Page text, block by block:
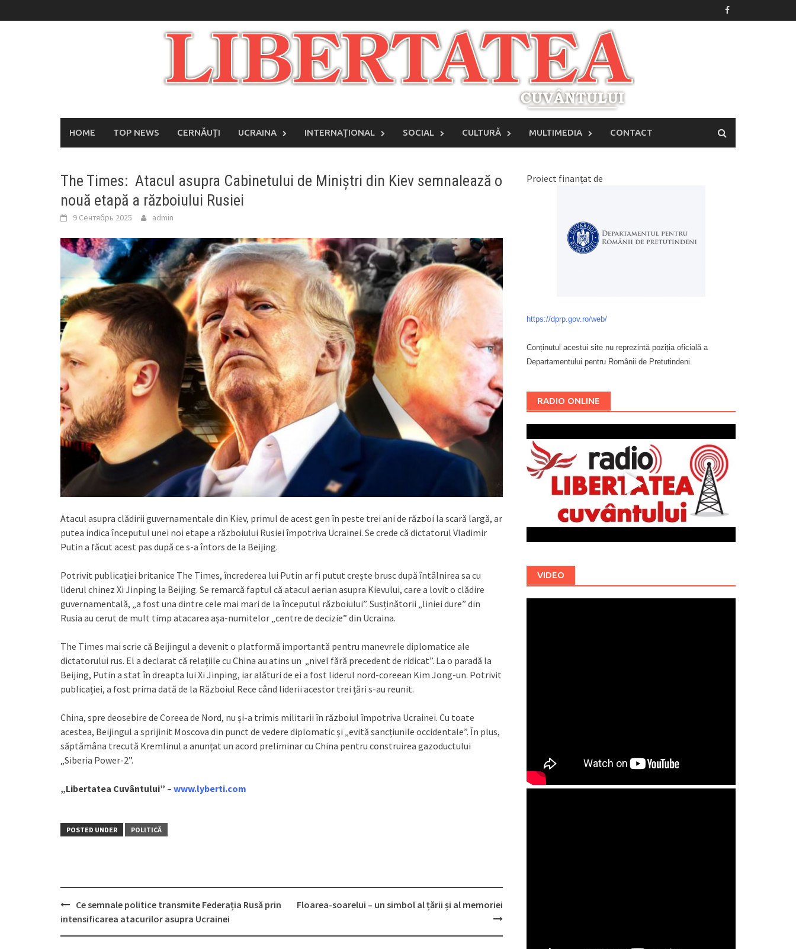
to
HOME TOP NEWS CERNĂUȚI UCRAINA INTERNAŢIONAL SOCIAL CULTURĂ MULTIMEDIA CONTACT
The Times: Atacul asupra Cabinetului de Miniștri din Kiev semnalează o
nouă etapă a războiului Rusiei
9 Сентябрь 2025 admin
Atacul asupra clădirii guvernamentale din Kiev, primul de acest gen în peste trei ani de război la scară largă, ar
putea indica începutul unei noi etape a războiului Rusiei împotriva Ucrainei. Se crede că dictatorul Vladimir
Putin a făcut acest pas după ce s-a întors de la Beijing.
Potrivit publicației britanice The Times, încrederea lui Putin ar fi putut crește brusc după întâlnirea sa cu
liderul chinez Xi Jinping la Beijing. Se remarcă faptul că atacul aerian asupra Kievului, care a lovit o clădire
guvernamentală, „a fost una dintre cele mai mari de la începutul războiului”. Susținătorii „liniei dure” din
Rusia au cerut de mult timp atacarea așa-numitelor „centre de decizie” din Ucraina.
The Times mai scrie că Beijingul a devenit o platformă importantă pentru manevrele diplomatice ale
dictatorului rus. El a declarat că relațiile cu China au atins un „nivel fără precedent de ridicat”. La o paradă la
Beijing, Putin a stat în dreapta lui Xi Jinping, iar alături de ei a fost liderul nord-coreean Kim Jong-un. Potrivit
publicației, a fost prima dată de la Războiul Rece când liderii acestor trei țări s-au reunit.
China, spre deosebire de Coreea de Nord, nu și-a trimis militarii în războiul împotriva Ucrainei. Cu toate
acestea, Beijingul a sprijinit Moscova din punct de vedere diplomatic și „evită sancțiunile occidentale”. În plus,
săptămâna trecută Kremlinul a anunțat un acord preliminar cu China pentru construirea gazoductului
„Siberia Power-2”.
„Libertatea Cuvântului” – www.lyberti.com
POSTED UNDER POLITICĂ
Post
navigation
Ce semnale politice transmite Federația Rusă prin
intensificarea atacurilor asupra Ucrainei
Floarea-soarelui – un simbol al țării și al memoriei
Proiect finanțat de
https://dprp.gov.ro/web/
Conținutul acestui site nu reprezintă poziția oficială a
Departamentului pentru Românii de Pretutindeni.
RADIO ONLINE
VIDEO